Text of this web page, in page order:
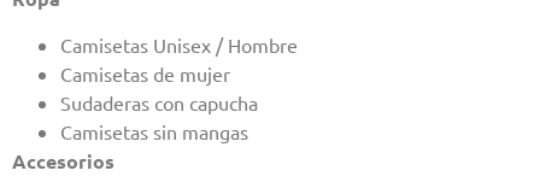
Camisetas Unisex / Hombre
Camisetas de mujer
Sudaderas con capucha
Camisetas sin mangas
Accesorios